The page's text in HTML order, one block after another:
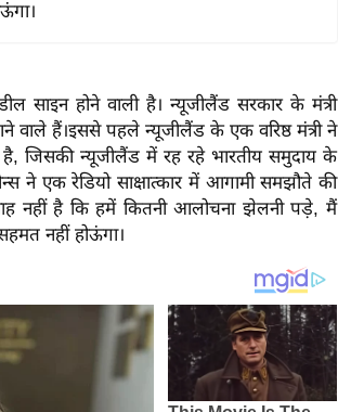
साइन होने वाली है। न्यूजीलैंड सरकार के मंत्री
हैं।इससे पहले न्यूजीलैंड के एक वरिष्ठ मंत्री ने
है, जिसकी न्यूजीलैंड में रह रहे भारतीय समुदाय के
ने एक रेडियो साक्षात्कार में आगामी समझौते की
नहीं है कि हमें कितनी आलोचना झेलनी पड़े, मैं
नहीं होऊंगा।